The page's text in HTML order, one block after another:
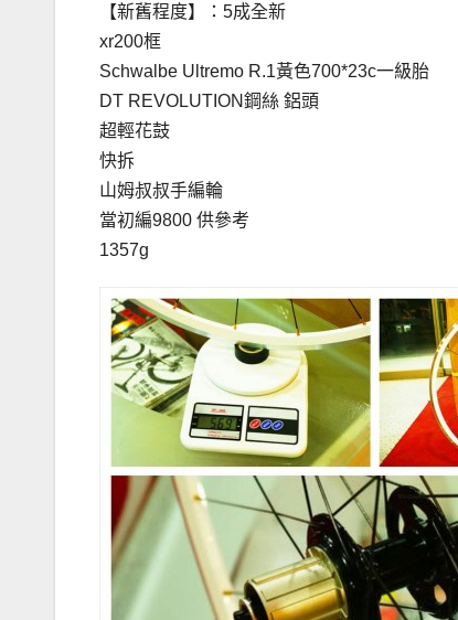
【新舊程度】：5成全新
xr200框
Schwalbe Ultremo R.1黃色700*23c一級胎
DT REVOLUTION鋼絲 鋁頭
超輕花鼓
快拆
山姆叔叔手編輪
當初編9800 供參考
1357g